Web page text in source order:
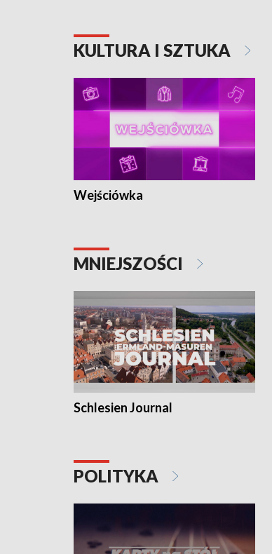
KULTURA I SZTUKA
Wejściówka
MNIEJSZOŚCI
Schlesien Journal
POLITYKA